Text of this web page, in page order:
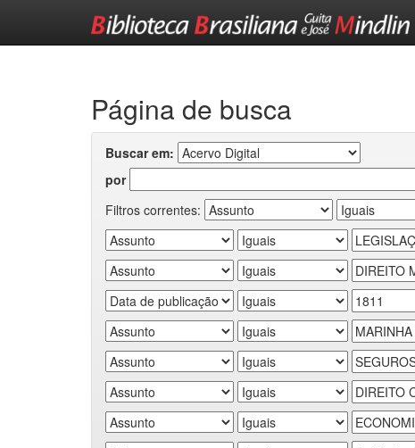
Página de busca
Buscar em:
por
Filtros correntes: